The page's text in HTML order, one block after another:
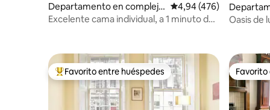
Departamento en complejo
residencial en Ciudad vieja d
Calificación promedio:
4,94 (476)
Excelente cama individual, a 1 minuto del
Oasis de
Favorito entre los huéspedes más destacados
Favorito entre huéspedes